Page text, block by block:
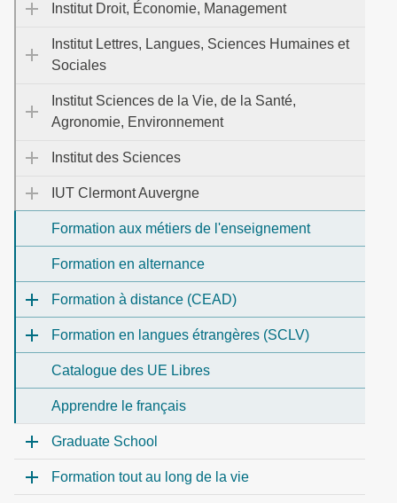
Institut Droit, Économie, Management
Institut Lettres, Langues, Sciences Humaines et
Sociales
Institut Sciences de la Vie, de la Santé,
Agronomie, Environnement
Institut des Sciences
IUT Clermont Auvergne
Formation aux métiers de l'enseignement
Formation en alternance
Formation à distance (CEAD)
Formation en langues étrangères (SCLV)
Catalogue des UE Libres
Apprendre le français
Graduate School
Formation tout au long de la vie